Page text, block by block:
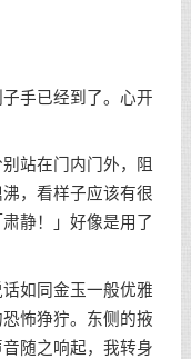
手已经到了。心开
站在门内门外，阻
，看样子应该有很
静！」好像是用了
如同金玉一般优雅
怖狰狞。东侧的掖
随之响起，我转身